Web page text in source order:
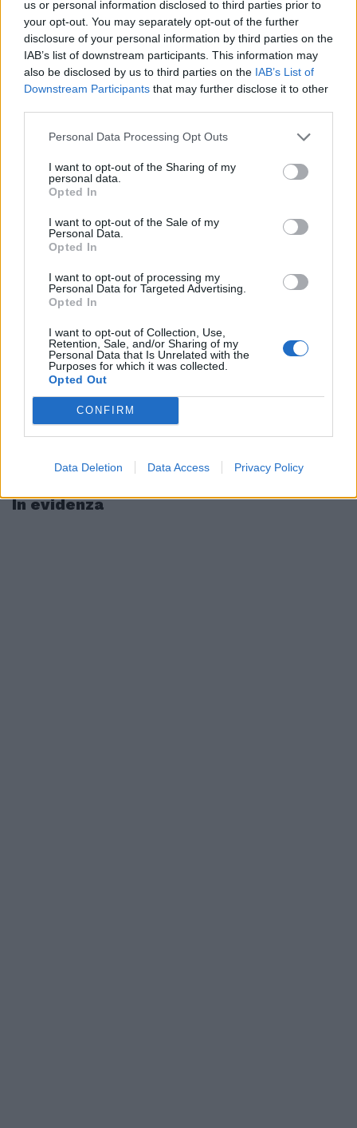
us or personal information disclosed to third parties prior to
your opt-out. You may separately opt-out of the further
disclosure of your personal information by third parties on the
IAB’s list of downstream participants. This information may
also be disclosed by us to third parties on the IAB’s List of
Downstream Participants that may further disclose it to other
Personal Data Processing Opt Outs
I want to opt-out of the Sharing of my
personal data.
Opted In
I want to opt-out of the Sale of my
Personal Data.
Opted In
I want to opt-out of processing my
Personal Data for Targeted Advertising.
Opted In
I want to opt-out of Collection, Use,
Retention, Sale, and/or Sharing of my
Personal Data that Is Unrelated with the
Purposes for which it was collected.
Opted Out
CONFIRM
Data Deletion Data Access Privacy Policy
In evidenza